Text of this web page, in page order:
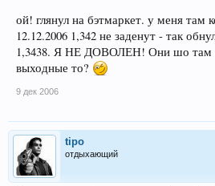
ой! глянул на бэтмаркет. у меня там
12.12.2006 1,342 не заденут - так
1,3438. Я НЕ ДОВОЛЕН! Они шо там
выходные то?
9 дек 2006
tipo
отдыхающий